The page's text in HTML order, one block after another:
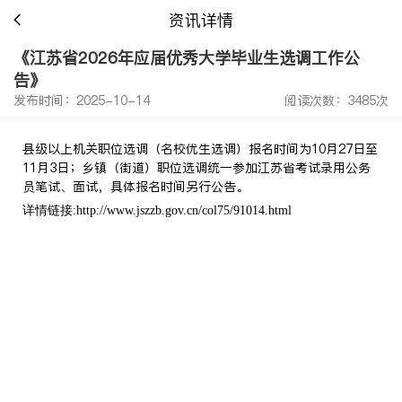
资讯详情
《江苏省2026年应届优秀大学毕业生选调工作公
告》
发布时间：2025-10-14 阅读次数：3485次
县级以上机关职位选调（名校优生选调）报名时间为10月27日至
11月3日；乡镇（街道）职位选调统一参加江苏省考试录用公务
员笔试、面试，具体报名时间另行公告。
详情链接:http://www.jszzb.gov.cn/col75/91014.html